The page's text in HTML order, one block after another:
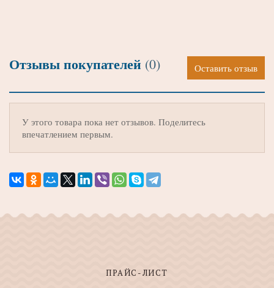
Отзывы покупателей (0) Оставить отзыв
У этого товара пока нет отзывов. Поделитесь
впечатлением первым.
ПРАЙС-ЛИСТ